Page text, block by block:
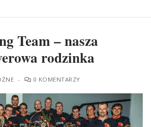
Team – nasza
rodzinka
- 0 KOMENTARZY